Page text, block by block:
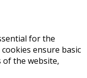
for the
ensure basic
the website,